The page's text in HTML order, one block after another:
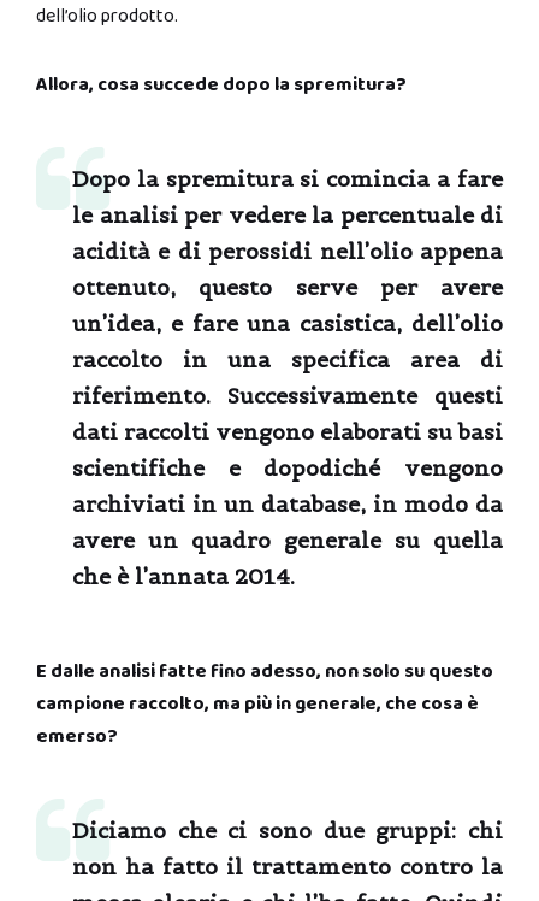
dell’olio prodotto.
Allora, cosa succede dopo la spremitura?
Dopo la spremitura si comincia a fare
le analisi per vedere la percentuale di
acidità e di perossidi nell’olio appena
ottenuto, questo serve per avere
un’idea, e fare una casistica, dell’olio
raccolto in una specifica area di
riferimento. Successivamente questi
dati raccolti vengono elaborati su basi
scientifiche e dopodiché vengono
archiviati in un database, in modo da
avere un quadro generale su quella
che è l’annata 2014.
E dalle analisi fatte fino adesso, non solo su questo
campione raccolto, ma più in generale, che cosa è
emerso?
Diciamo che ci sono due gruppi: chi
non ha fatto il trattamento contro la